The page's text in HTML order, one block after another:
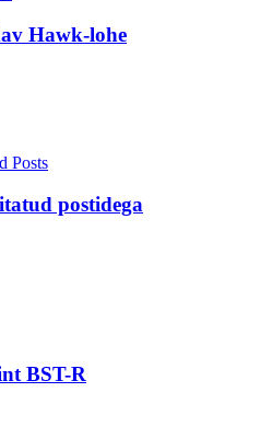
Hawk-lohe
postidega
BST-R